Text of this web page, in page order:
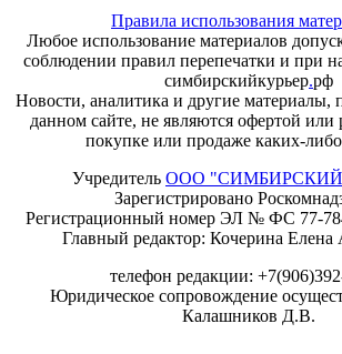
Правила использования
Любое использование материалов
соблюдении правил перепечатки и при
симбирскийкурьер.рф
Новости, аналитика и другие материалы,
данном сайте, не являются офертой или
покупке или продаже каких-
Учредитель ООО "СИМБИРСКИЙ
Зарегистрировано
Регистрационный номер ЭЛ № ФС 77-
Главный редактор: Кочерина Елена
телефон редакции:
Юридическое сопровождение
Калашников Д.В.